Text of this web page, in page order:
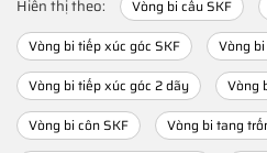
Hiển thị theo: Vòng bi cầu SKF
Vòng bi tiếp xúc góc SKF
Vòng
Vòng bi tiếp xúc góc 2 dãy
Vòng
Vòng bi côn SKF
Vòng bi tang